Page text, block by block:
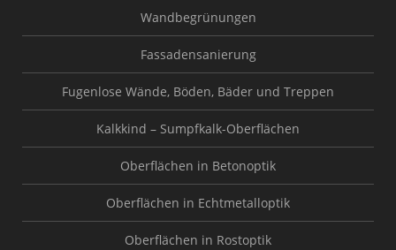
Wandbegrünungen
Fassadensanierung
Fugenlose Wände, Böden, Bäder und Treppen
Kalkkind – Sumpfkalk-Oberflächen
Oberflächen in Betonoptik
Oberflächen in Echtmetalloptik
Oberflächen in Rostoptik